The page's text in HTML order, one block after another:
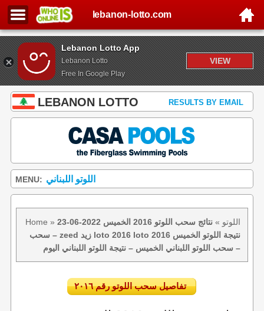
Lebanon Lotto App
Lebanon Lotto
Free In Google Play
VIEW
lebanon-lotto.com
LEBANON LOTTO RESULTS BY EMAIL
MENU: اللوتو اللبناني
Home » اللوتو »
نتائج سحب اللوتو 2016 الخميس 2022-06-23
– سحب zeed زيد loto 2016 loto 2016 نتيجة اللوتو الخميس
– سحب اللوتو اللبناني الخميس – نتيجة اللوتو اللبناني اليوم
تفاصيل سحب اللوتو رقم ٢٠١٦